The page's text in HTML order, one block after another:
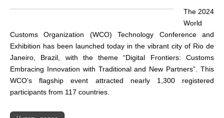
The 2024
World
Customs Organization (WCO) Technology Conference and
Exhibition has been launched today in the vibrant city of Rio de
Janeiro, Brazil, with the theme “Digital Frontiers: Customs
Embracing Innovation with Traditional and New Partners”. This
WCO’s flagship event attracted nearly 1,300 registered
participants from 117 countries.